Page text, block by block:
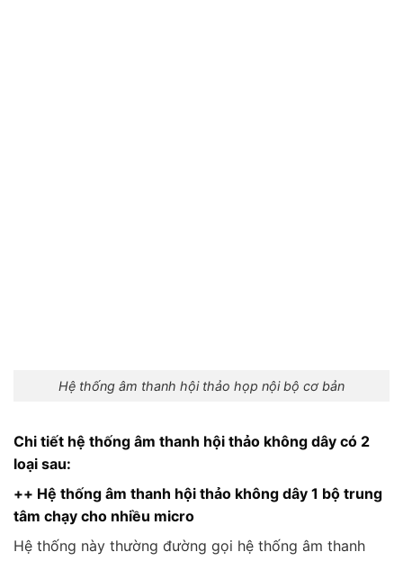
Hệ thống âm thanh hội thảo họp nội bộ cơ bản
Chi tiết hệ thống âm thanh hội thảo không dây có 2
loại sau:
++ Hệ thống âm thanh hội thảo không dây 1 bộ trung
tâm chạy cho nhiều micro
Hệ thống này thường đường gọi hệ thống âm thanh